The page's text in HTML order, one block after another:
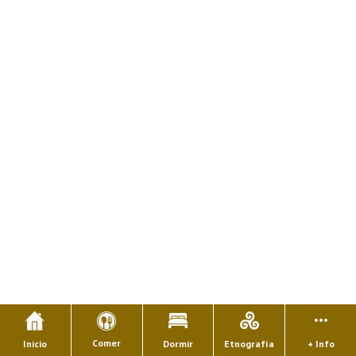
Inicio Comer Dormir Etnografía + Info